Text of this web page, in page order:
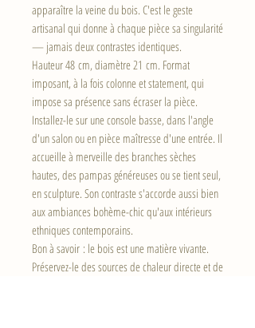
apparaître la veine du bois. C'est le geste
artisanal qui donne à chaque pièce sa singularité
— jamais deux contrastes identiques.
Hauteur 48 cm, diamètre 21 cm. Format
imposant, à la fois colonne et statement, qui
impose sa présence sans écraser la pièce.
Installez-le sur une console basse, dans l'angle
d'un salon ou en pièce maîtresse d'une entrée. Il
accueille à merveille des branches sèches
hautes, des pampas généreuses ou se tient seul,
en sculpture. Son contraste s'accorde aussi bien
aux ambiances bohème-chic qu'aux intérieurs
ethniques contemporains.
Bon à savoir : le bois est une matière vivante.
Préservez-le des sources de chaleur directe et de